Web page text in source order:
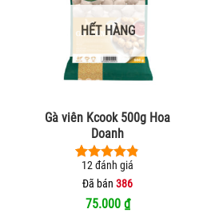
HẾT HÀNG
Gà viên Kcook 500g Hoa
Doanh
4.83trên 5
dựa trên
12
đánh giá
12 đánh giá
Đã bán 386
75.000 ₫